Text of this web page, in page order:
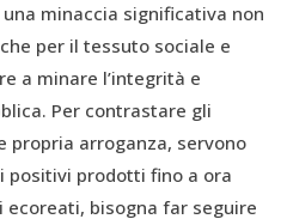
minaccia significativa non
per il tessuto sociale e
a minare l’integrità e
Per contrastare gli
propria arroganza, servono
prodotti fino a ora
ecoreati, bisogna far seguire